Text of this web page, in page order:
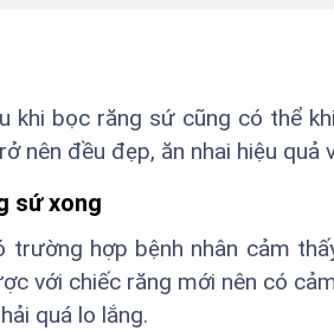
khi bọc răng sứ cũng có thể
nên đều đẹp, ăn nhai hiệu quả
sứ xong
trường hợp bệnh nhân cảm
với chiếc răng mới nên có
quá lo lắng.